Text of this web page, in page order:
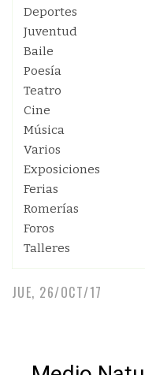
Deportes
Juventud
Baile
Poesía
Teatro
Cine
Música
Varios
Exposiciones
Ferias
Romerías
Foros
Talleres
JUE, 26/OCT/17